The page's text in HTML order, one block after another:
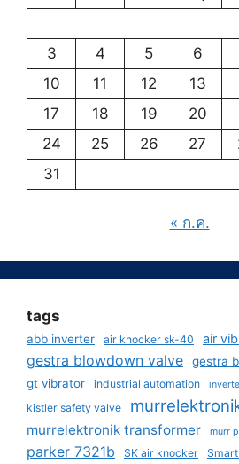
3
4 5 6
10
11 12 13
17
18 19 20
24
25 26 27
31
« ก.ค.
tags
abb inverter air knocker sk-40 air
gestra blowdown valve
gestra
gt vibrator
industrial automation
kistler safety valve
murrelektronik transformer murr
parker 7321b SK air knocker